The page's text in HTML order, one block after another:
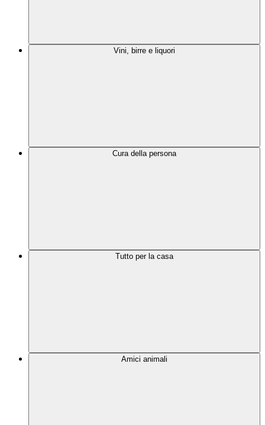
Vini, birre e liquori
Cura della persona
Tutto per la casa
Amici animali